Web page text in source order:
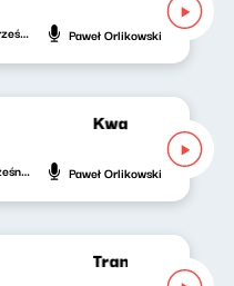
16 września 2024 Paweł Orlikowski
Kwadrans
9 września 2024 Paweł Orlikowski
Transformacja